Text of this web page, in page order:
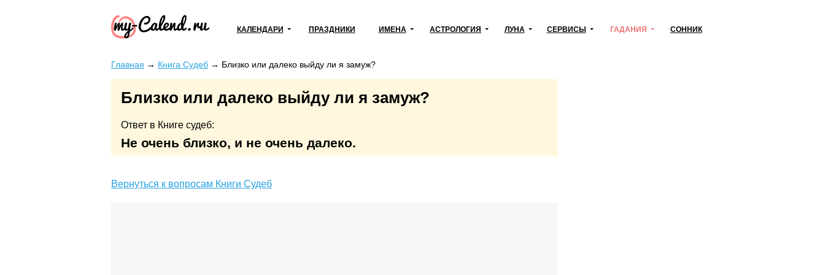
КАЛЕНДАРИ ПРАЗДНИКИ ИМЕНА АСТРОЛОГИЯ ЛУНА СЕРВИСЫ ГАДАНИЯ СОННИК
Главная → Книга Судеб → Близко или далеко выйду ли я замуж?
Близко или далеко выйду ли я замуж?
Ответ в Книге судеб:
Не очень близко, и не очень далеко.
Вернуться к вопросам Книги Судеб